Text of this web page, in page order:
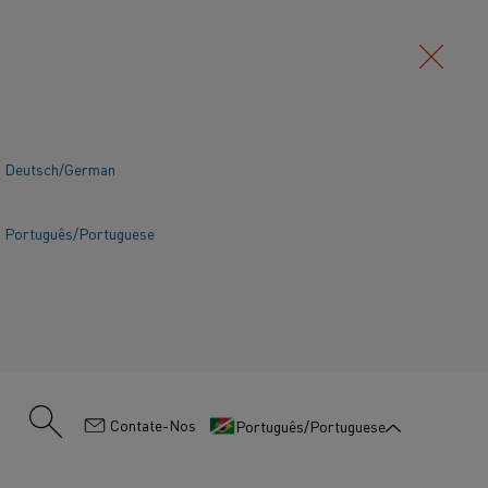
Deutsch/German
Português/Portuguese
: Contate-Nos Português/Portuguese